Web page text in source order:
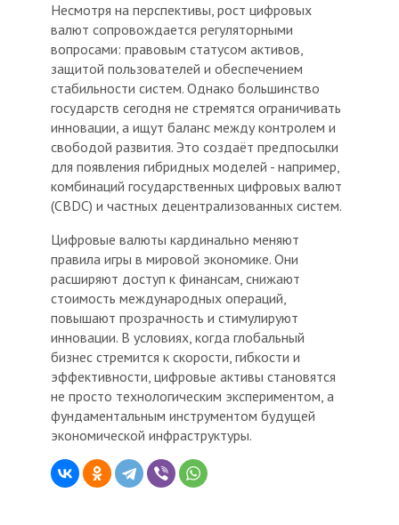
Несмотря на перспективы, рост цифровых
валют сопровождается регуляторными
вопросами: правовым статусом активов,
защитой пользователей и обеспечением
стабильности систем. Однако большинство
государств сегодня не стремятся ограничивать
инновации, а ищут баланс между контролем и
свободой развития. Это создаёт предпосылки
для появления гибридных моделей - например,
комбинаций государственных цифровых валют
(CBDC) и частных децентрализованных систем.
Цифровые валюты кардинально меняют
правила игры в мировой экономике. Они
расширяют доступ к финансам, снижают
стоимость международных операций,
повышают прозрачность и стимулируют
инновации. В условиях, когда глобальный
бизнес стремится к скорости, гибкости и
эффективности, цифровые активы становятся
не просто технологическим экспериментом, а
фундаментальным инструментом будущей
экономической инфраструктуры.